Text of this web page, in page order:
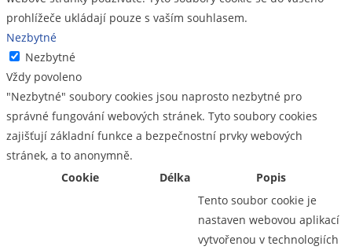
prohlížeče ukládají pouze s vaším souhlasem.
Nezbytné
Nezbytné
Vždy povoleno
"Nezbytné" soubory cookies jsou naprosto nezbytné pro
správné fungování webových stránek. Tyto soubory cookies
zajišťují základní funkce a bezpečnostní prvky webových
stránek, a to anonymně.
Cookie
Délka Popis
Tento soubor cookie je
nastaven webovou aplikací
vytvořenou v technologiích